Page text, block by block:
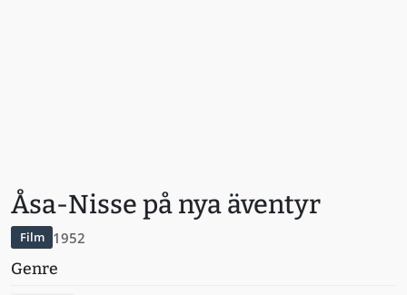
Åsa-Nisse på nya äventyr
Film 1952
Genre